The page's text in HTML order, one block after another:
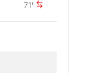
71'